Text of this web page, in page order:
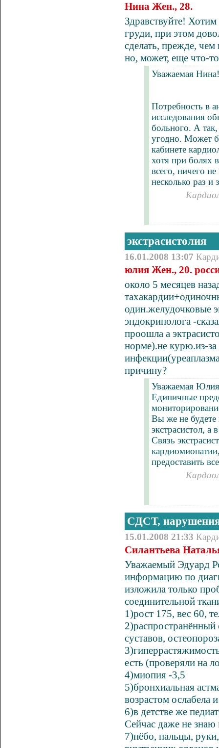
Нина Жен., 28.
Здравствуйте!
груди, при этом
сделать, прежде,
но, может, еще что-
Уважаемая Нина!
Потребность в
исследования
больного. А
угодно. Может
кабинете
хотя при болях
всего, ничего
несколько раз и
экстрасистолия
16.01.2008 13:07
юлия Жен., 20.
около 5 месяцев
один.желудочковые
эндокринолога -
проошла а
норме).не курю.из-за
причину?
Уважаемая
Единичные
Вы же не будете
экстрасистол,
Связь
предоставить
СДСТ, нарушения
15.01.2008 21:33
Силантьева
Уважаемый Эдуард
информацию по
изложила только
соединительной
1)рост 175, вес 60,
2)распространённый
суставов,
есть (проверяли на
4)миопия -3,5
5)бронхиальная
возрастом ослабела
6)в детстве же
Сейчас даже не знаю
7)нёбо, пальцы,